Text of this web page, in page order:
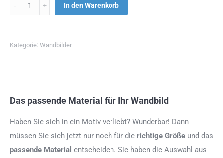
Menge In den Warenkorb
Kategorie: Wandbilder
Das passende Material für Ihr Wandbild
Haben Sie sich in ein Motiv verliebt? Wunderbar! Dann
müssen Sie sich jetzt nur noch für die richtige Größe und das
passende Material entscheiden. Sie haben die Auswahl aus